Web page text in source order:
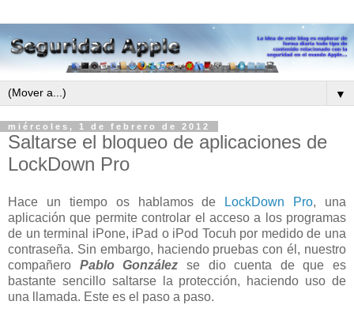
▼
miércoles, 1 de febrero de 2012
Saltarse el bloqueo de aplicaciones de
LockDown Pro
Hace un tiempo os hablamos de LockDown Pro, una
aplicación que permite controlar el acceso a los programas
de un terminal iPone, iPad o iPod Tocuh por medido de una
contraseña. Sin embargo, haciendo pruebas con él, nuestro
compañero Pablo González se dio cuenta de que es
bastante sencillo saltarse la protección, haciendo uso de
una llamada. Este es el paso a paso.